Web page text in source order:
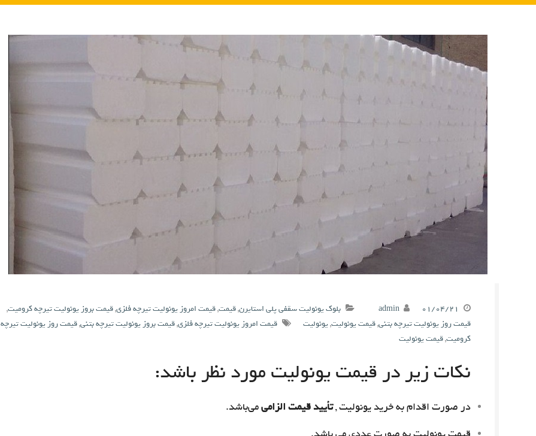
۰۱/۰۴/۲۱ admin بلوک یونولیت سقفی پلی استایرن,قیمت,قیمت امروز یونولیت تیرچه فلزی,قیمت بروز یونولیت تیرچه کرومیت,
قیمت روز یونولیت تیرچه بتنی,قیمت یونولیت,یونولیت قیمت امروز یونولیت تیرچه فلزی,قیمت بروز یونولیت تیرچه بتنی,قیمت روز یونولیت تیرچه
کرومیت,قیمت یونولیت
نکات زیر در قیمت یونولیت مورد نظر باشد:
در صورت اقدام به خرید یونولیت ,تأیید قیمت الزامیمی‌باشد.